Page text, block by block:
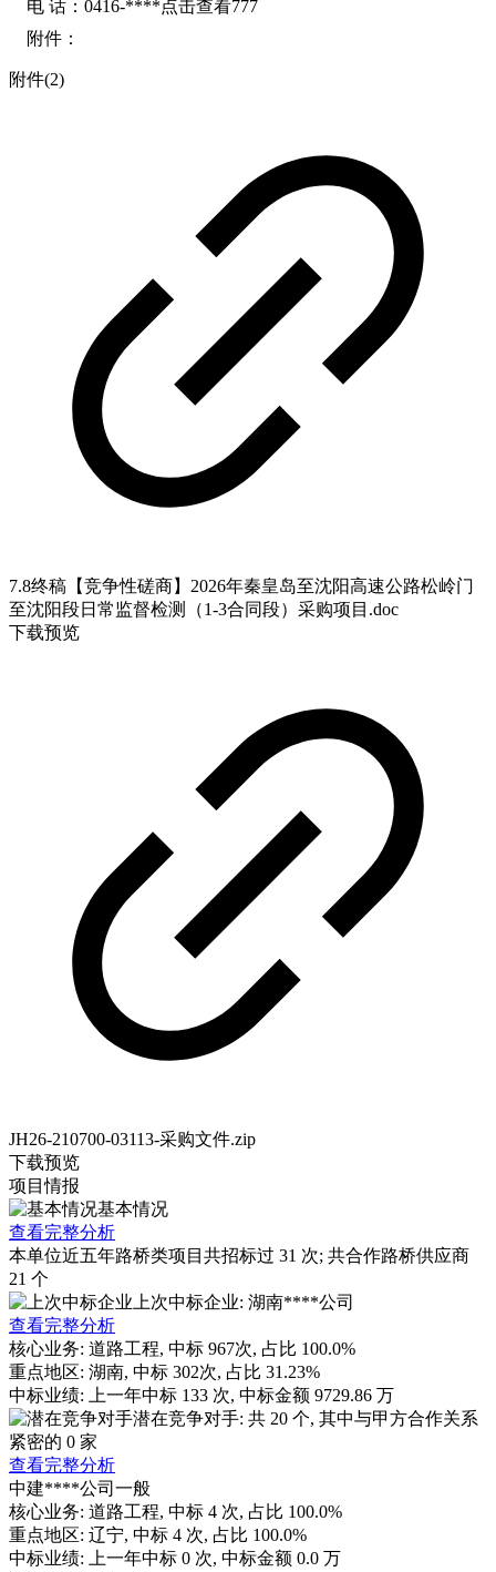
电 话：0416-****点击查看777
附件：
附件(2)
7.8终稿【竞争性磋商】2026年秦皇岛至沈阳高速公路松岭门
至沈阳段日常监督检测（1-3合同段）采购项目.doc
下载预览
JH26-210700-03113-采购文件.zip
下载预览
项目情报
基本情况
查看完整分析
本单位近五年路桥类项目共招标过 31 次; 共合作路桥供应商
21 个
上次中标企业: 湖南****公司
查看完整分析
核心业务: 道路工程, 中标 967次, 占比 100.0%
重点地区: 湖南, 中标 302次, 占比 31.23%
中标业绩:
上一年中标 133 次, 中标金额 9729.86 万
潜在竞争对手: 共 20 个, 其中与甲方合作关系
紧密的 0 家
查看完整分析
中建****公司 一般
核心业务: 道路工程, 中标 4 次, 占比 100.0%
重点地区: 辽宁, 中标 4 次, 占比 100.0%
中标业绩:
上一年中标 0 次, 中标金额 0.0 万